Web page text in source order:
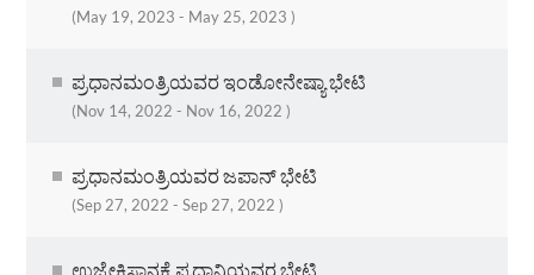
(May 19, 2023 - May 25, 2023 )
ಪ್ರಧಾನಮಂತ್ರಿಯವರ ಇಂಡೋನೇಷ್ಯಾ ಭೇಟಿ
(Nov 14, 2022 - Nov 16, 2022 )
ಪ್ರಧಾನಮಂತ್ರಿಯವರ ಜಪಾನ್ ಭೇಟಿ
(Sep 27, 2022 - Sep 27, 2022 )
ಉಜ್ಬೇಕಿಸ್ತಾನಕ್ಕೆ ಪ್ರಧಾನಿಯವರ ಭೇಟಿ